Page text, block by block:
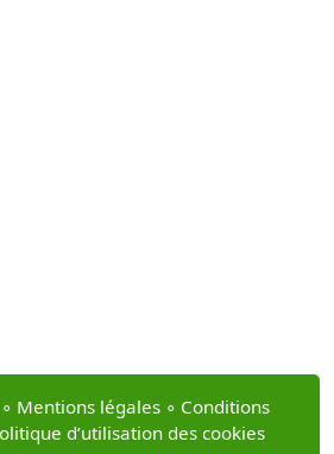
∘ Mentions légales ∘ Conditions
d’utilisation des cookies